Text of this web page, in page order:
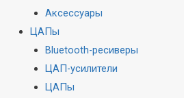
Аксессуары
ЦАПы
Bluetooth-ресиверы
ЦАП-усилители
ЦАПы